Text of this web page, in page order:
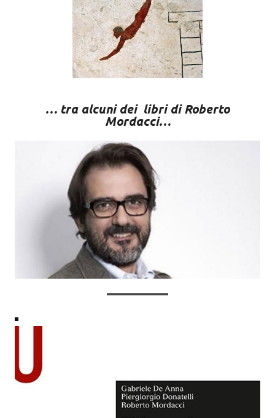
… tra alcuni dei libri di Roberto
Mordacci…